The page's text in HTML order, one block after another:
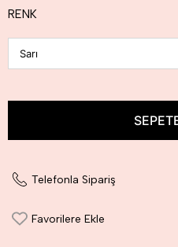
RENK
Telefonla Sipariş
Favorilere Ekle